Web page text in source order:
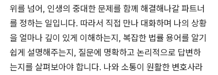
위를 넘어, 인생의 중대한 문제를 함께 해결해나갈 파트너
를 정하는 일입니다. 따라서 직접 만나 대화하며 나의 상황
을 얼마나 깊이 있게 이해하는지, 복잡한 법률 용어를 알기
쉽게 설명해주는지, 질문에 명확하고 논리적으로 답변하
는지를 살펴보아야 합니다. 나와 소통이 원활한 변호사라